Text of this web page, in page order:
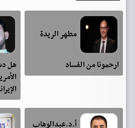
مطهر الريدة
ارحمونا من الفساد
هل
أ.د.عبدالوهاب